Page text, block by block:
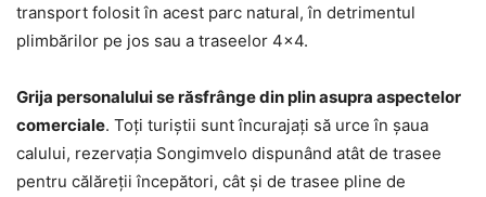
transport folosit în acest parc natural, în detrimentul
plimbărilor pe jos sau a traseelor 4×4.
Grija personalului se răsfrânge din plin asupra aspectelor
comerciale. Toţi turiştii sunt încurajaţi să urce în şaua
calului, rezervaţia Songimvelo dispunând atât de trasee
pentru călăreţii începători, cât şi de trasee pline de